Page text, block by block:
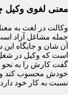
معنی لغوی
وکالت در لغت به
جمله مشاغل آزاد
آن شان و جایگاه
است که وکیل در
گفت کارش را به نحو
خودش محسوب کند و
نسبت به کار خود